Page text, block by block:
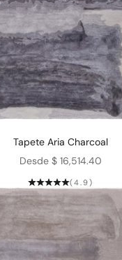
Tapete Aria Charcoal
Precio de oferta
Desde $ 16,514.40
(4.9)